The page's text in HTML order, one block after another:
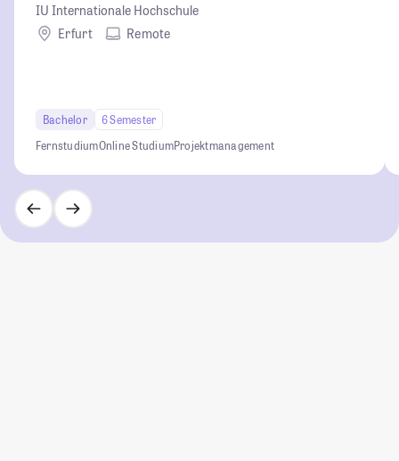
IU Internationale Hochschule
Erfurt
Remote
Bachelor
6 Semester
FernstudiumOnline StudiumProjektmanagement